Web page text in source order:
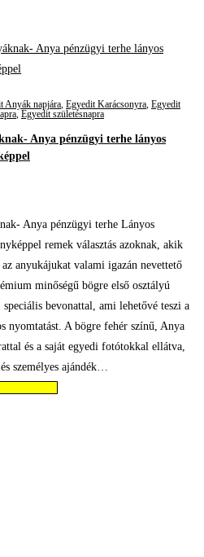
Anyák napjára, Egyedit Karácsonyra, Egyedit
, Egyedit születésnapra
Anya pénzügyi terhe lányos
Anya pénzügyi terhe Lányos
remek választás azoknak, akik
anyukájukat valami igazán nevettető
minőségű bögre első osztályú
bevonattal, ami lehetővé teszi a
nyomtatást. A bögre fehér színű, Anya
és a saját egyedi fotótokkal ellátva,
személyes ajándék…